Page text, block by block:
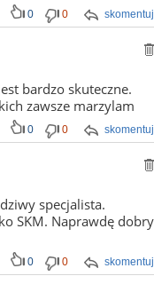
skomentuj
0 0
bardzo skuteczne.
zawsze marzylam
skomentuj
0 0
specjalista.
SKM. Naprawdę dobry
skomentuj
0 0